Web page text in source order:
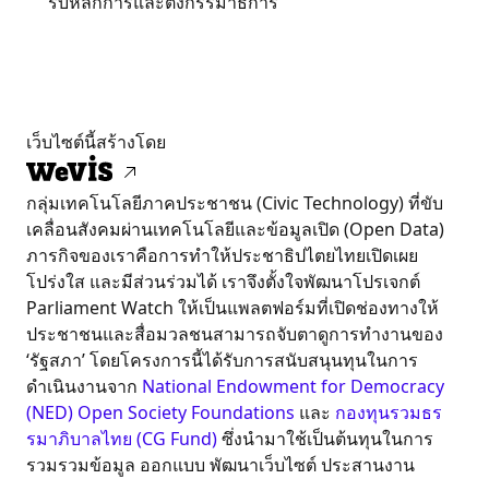
เว็บไซต์นี้สร้างโดย
กลุ่มเทคโนโลยีภาคประชาชน (Civic Technology) ที่ขับ
เคลื่อนสังคมผ่านเทคโนโลยีและข้อมูลเปิด (Open Data)
ภารกิจของเราคือการทำให้ประชาธิปไตยไทยเปิดเผย
โปร่งใส และมีส่วนร่วมได้ เราจึงตั้งใจพัฒนาโปรเจกต์
Parliament Watch ให้เป็นแพลตฟอร์มที่เปิดช่องทางให้
ประชาชนและสื่อมวลชนสามารถจับตาดูการทำงานของ
‘รัฐสภา’ โดยโครงการนี้ได้รับการสนับสนุนทุนในการ
ดำเนินงานจาก National Endowment for Democracy
(NED) Open Society Foundations และ กองทุนรวมธร
รมาภิบาลไทย (CG Fund)ซึ่งนำมาใช้เป็นต้นทุนในการ
รวมรวมข้อมูล ออกแบบ พัฒนาเว็บไซต์ ประสานงาน